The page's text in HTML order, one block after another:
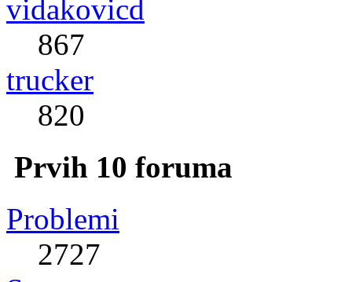
vidakovicd
867
trucker
820
Prvih 10 foruma
Problemi
2727